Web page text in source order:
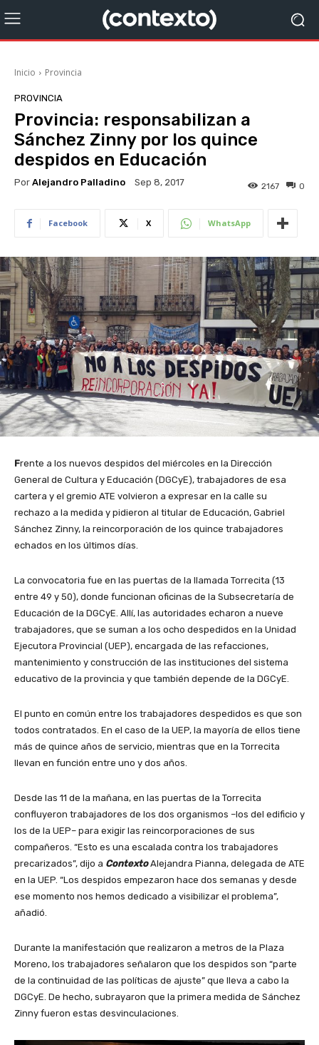
Inicio Provincia
PROVINCIA
Provincia: responsabilizan a
Sánchez Zinny por los quince
despidos en Educación
Por Alejandro Palladino Sep 8, 2017 0
2167
Facebook X WhatsApp
Frente a los nuevos despidos del miércoles en la Dirección
General de Cultura y Educación (DGCyE), trabajadores de esa
cartera y el gremio ATE volvieron a expresar en la calle su
rechazo a la medida y pidieron al titular de Educación, Gabriel
Sánchez Zinny, la reincorporación de los quince trabajadores
echados en los últimos días.
La convocatoria fue en las puertas de la llamada Torrecita (13
entre 49 y 50), donde funcionan oficinas de la Subsecretaría de
Educación de la DGCyE. Allí, las autoridades echaron a nueve
trabajadores, que se suman a los ocho despedidos en la Unidad
Ejecutora Provincial (UEP), encargada de las refacciones,
mantenimiento y construcción de las instituciones del sistema
educativo de la provincia y que también depende de la DGCyE.
El punto en común entre los trabajadores despedidos es que son
todos contratados. En el caso de la UEP, la mayoría de ellos tiene
más de quince años de servicio, mientras que en la Torrecita
llevan en función entre uno y dos años.
Desde las 11 de la mañana, en las puertas de la Torrecita
confluyeron trabajadores de los dos organismos –los del edificio y
los de la UEP– para exigir las reincorporaciones de sus
compañeros. “Esto es una escalada contra los trabajadores
precarizados”, dijo a Contexto Alejandra Pianna, delegada de ATE
en la UEP. “Los despidos empezaron hace dos semanas y desde
ese momento nos hemos dedicado a visibilizar el problema”,
añadió.
Durante la manifestación que realizaron a metros de la Plaza
Moreno, los trabajadores señalaron que los despidos son “parte
de la continuidad de las políticas de ajuste” que lleva a cabo la
DGCyE. De hecho, subrayaron que la primera medida de Sánchez
Zinny fueron estas desvinculaciones.